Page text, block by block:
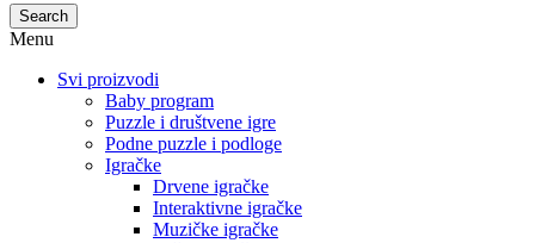
Search
Menu
Svi proizvodi
Baby program
Puzzle i društvene igre
Podne puzzle i podloge
Igračke
Drvene igračke
Interaktivne igračke
Muzičke igračke